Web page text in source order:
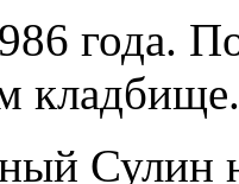
года.
кладбище.
Сулин